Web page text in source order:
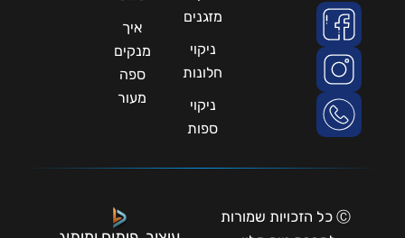
מזגנים
ניקוי
חלונות
ניקוי
ספות
איך
מנקים
ספה
מעור
Ⓒ כל הזכויות שמורות